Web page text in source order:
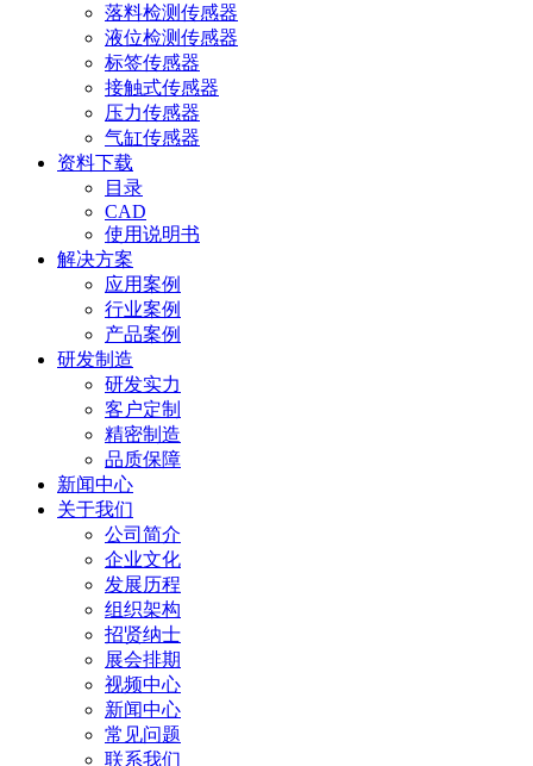
落料检测传感器
液位检测传感器
标签传感器
接触式传感器
压力传感器
气缸传感器
资料下载
目录
CAD
使用说明书
解决方案
应用案例
行业案例
产品案例
研发制造
研发实力
客户定制
精密制造
品质保障
新闻中心
关于我们
公司简介
企业文化
发展历程
组织架构
招贤纳士
展会排期
视频中心
新闻中心
常见问题
联系我们